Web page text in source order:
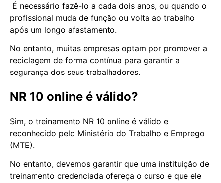
É necessário fazê-lo a cada dois anos, ou quando o
profissional muda de função ou volta ao trabalho
após um longo afastamento.
No entanto, muitas empresas optam por promover a
reciclagem de forma contínua para garantir a
segurança dos seus trabalhadores.
NR 10 online é válido?
Sim, o treinamento NR 10 online é válido e
reconhecido pelo Ministério do Trabalho e Emprego
(MTE).
No entanto, devemos garantir que uma instituição de
treinamento credenciada ofereça o curso e que ele